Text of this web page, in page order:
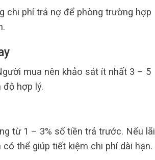
chi phí trả nợ để phòng trường hợp
mua nên khảo sát ít nhất 3 – 5
hợp lý.
từ 1 – 3% số tiền trả trước. Nếu lãi
thể giúp tiết kiệm chi phí dài hạn.